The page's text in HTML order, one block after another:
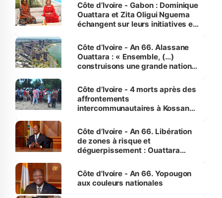
Côte d’Ivoire - Gabon : Dominique
Ouattara et Zita Oligui Nguema
échangent sur leurs initiatives en
enfants
Côte d’Ivoire - An 66. Alassane
Ouattara : « Ensemble, (…)
construisons une grande nation
générations futures »
Côte d’Ivoire - 4 morts après des
affrontements
intercommunautaires à Kossandji
milieu des sinistrés
Côte d’Ivoire - An 66. Libération
de zones à risque et
déguerpissement : Ouattara
l'Etat de droit pour préserver les
vies humaines »
Côte d'Ivoire - An 66. Yopougon
aux couleurs nationales